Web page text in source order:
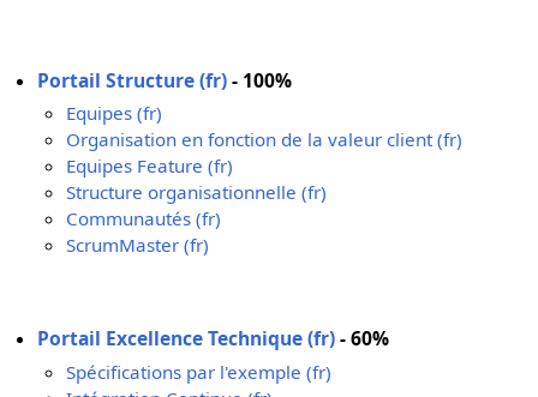
Portail Structure (fr)- 100%
Equipes (fr)
Organisation en fonction de la valeur client (fr)
Equipes Feature (fr)
Structure organisationnelle (fr)
Communautés (fr)
ScrumMaster (fr)
Portail Excellence Technique (fr)- 60%
Spécifications par l'exemple (fr)